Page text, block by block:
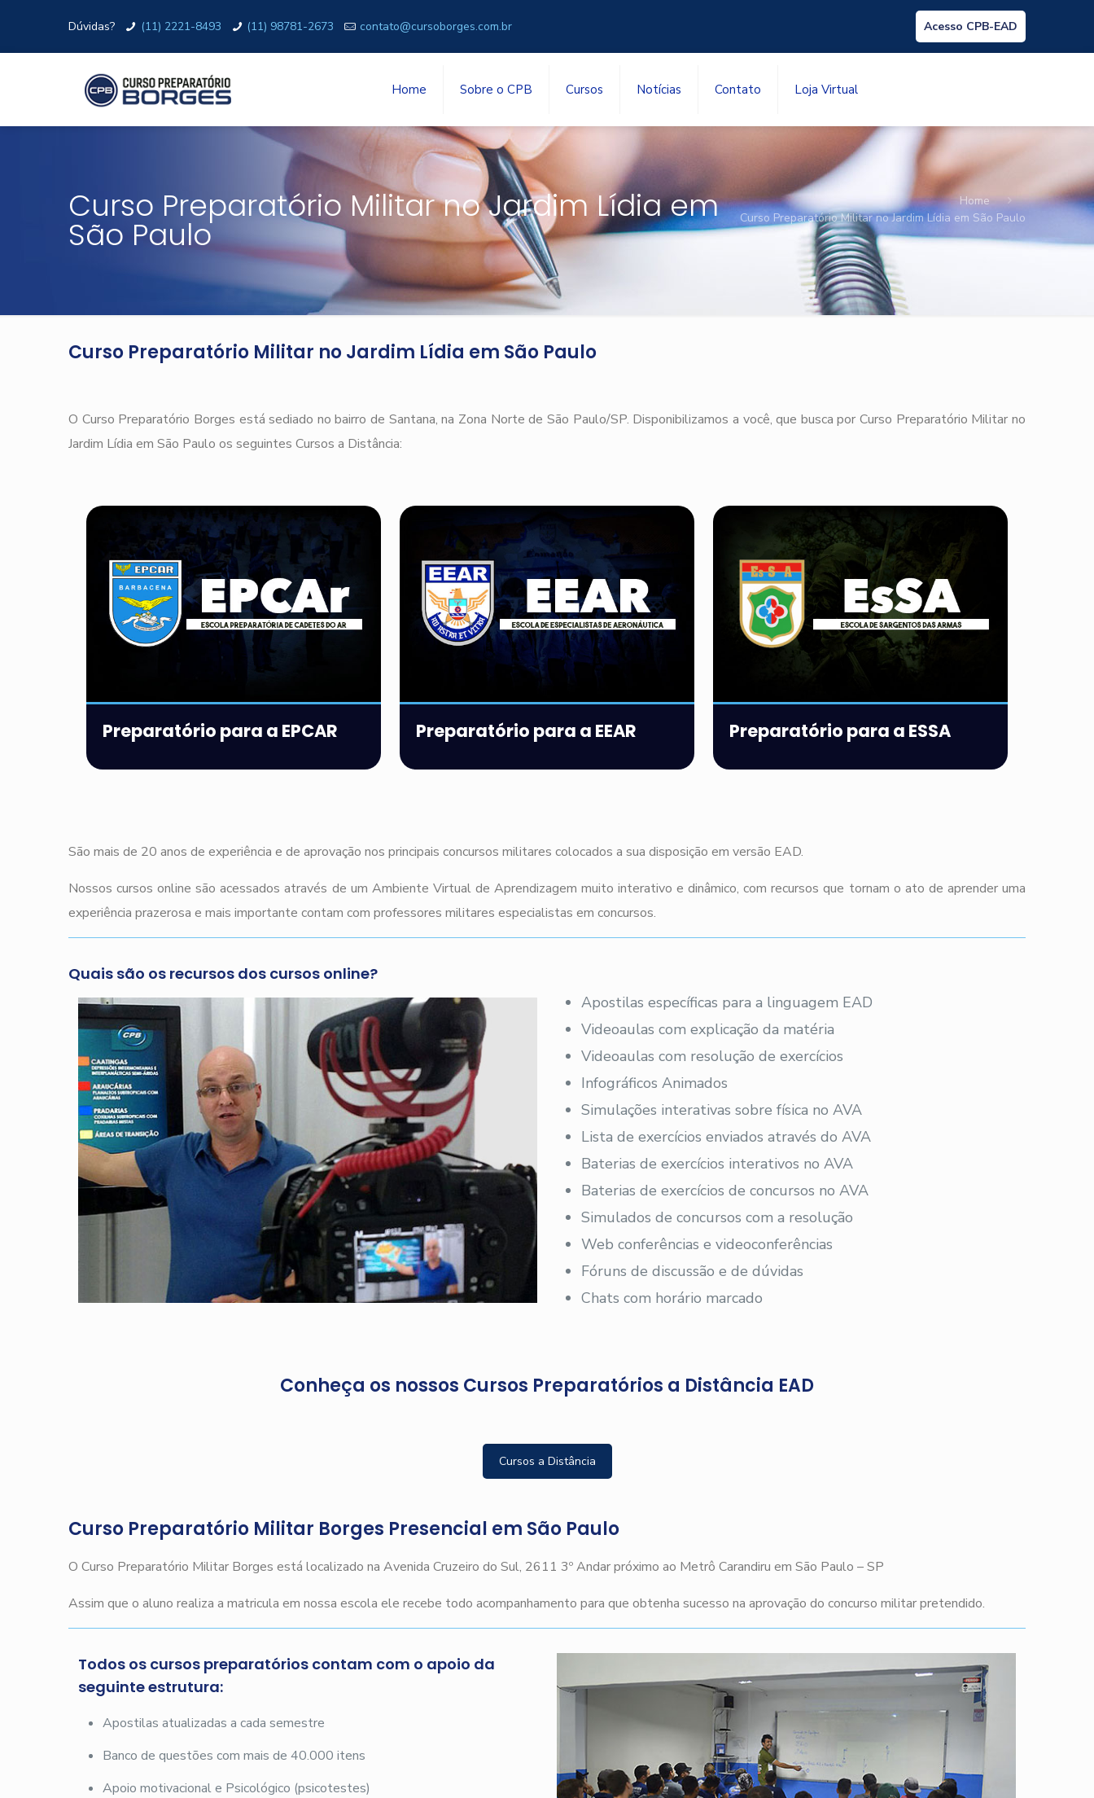
Dúvidas? (11) 2221-8493 (11) 98781-2673 contato@cursoborges.com.br Acesso CPB-EAD
Home Sobre o CPB Cursos Notícias Contato Loja Virtual
Curso Preparatório Militar no Jardim Lídia em
São Paulo
Home
Curso Preparatório Militar no Jardim Lídia em São Paulo
Curso Preparatório Militar no Jardim Lídia em São Paulo
O Curso Preparatório Borges está sediado no bairro de Santana, na Zona Norte de São Paulo/SP. Disponibilizamos a você, que busca por Curso Preparatório Militar no
Jardim Lídia em São Paulo os seguintes Cursos a Distância:
Preparatório para a EPCAR Preparatório para a EEAR Preparatório para a ESSA
São mais de 20 anos de experiência e de aprovação nos principais concursos militares colocados a sua disposição em versão EAD.
Nossos cursos online são acessados através de um Ambiente Virtual de Aprendizagem muito interativo e dinâmico, com recursos que tornam o ato de aprender uma
experiência prazerosa e mais importante contam com professores militares especialistas em concursos.
Quais são os recursos dos cursos online?
Apostilas específicas para a linguagem EAD
Videoaulas com explicação da matéria
Videoaulas com resolução de exercícios
Infográficos Animados
Simulações interativas sobre física no AVA
Lista de exercícios enviados através do AVA
Baterias de exercícios interativos no AVA
Baterias de exercícios de concursos no AVA
Simulados de concursos com a resolução
Web conferências e videoconferências
Fóruns de discussão e de dúvidas
Chats com horário marcado
Conheça os nossos Cursos Preparatórios a Distância EAD
Cursos a Distância
Curso Preparatório Militar Borges Presencial em São Paulo
O Curso Preparatório Militar Borges está localizado na Avenida Cruzeiro do Sul, 2611 3º Andar próximo ao Metrô Carandiru em São Paulo – SP
Assim que o aluno realiza a matricula em nossa escola ele recebe todo acompanhamento para que obtenha sucesso na aprovação do concurso militar pretendido.
Todos os cursos preparatórios contam com o apoio da
seguinte estrutura:
Apostilas atualizadas a cada semestre
Banco de questões com mais de 40.000 itens
Apoio motivacional e Psicológico (psicotestes)